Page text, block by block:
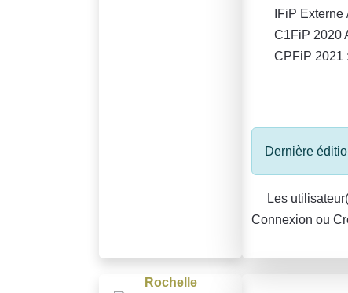
IFiP
C1FiP 2020
CPFiP 2021
Dernière
Les
Connexion ou
Rochelle